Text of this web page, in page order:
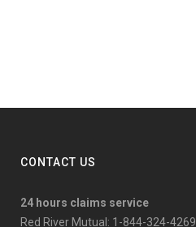
CONTACT US
24 hours claims service
Red River Mutual: 1-844-324-4269